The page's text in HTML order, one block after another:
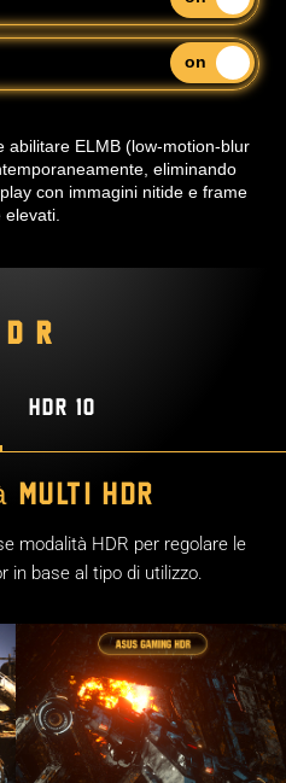
on off
abilitare ELMB (low-motion-blur
eliminando
con immagini nitide e frame
elevati.
HDR 10
HDR
modalità HDR per regolare le
in base al tipo di utilizzo.